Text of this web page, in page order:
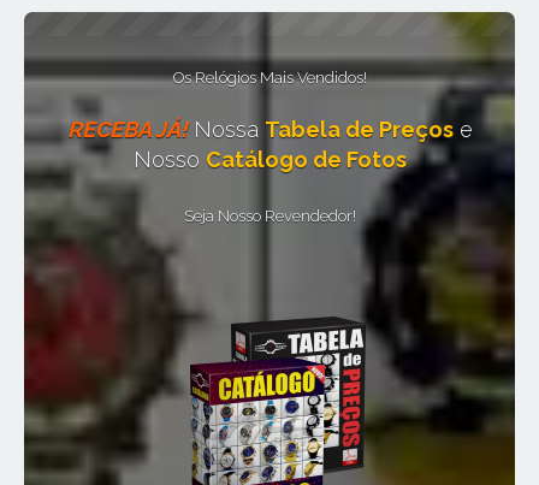
Os Relógios Mais Vendidos!
RECEBA JÁ!Nossa Tabela de Preçose
Nosso Catálogo de Fotos
Seja Nosso Revendedor!